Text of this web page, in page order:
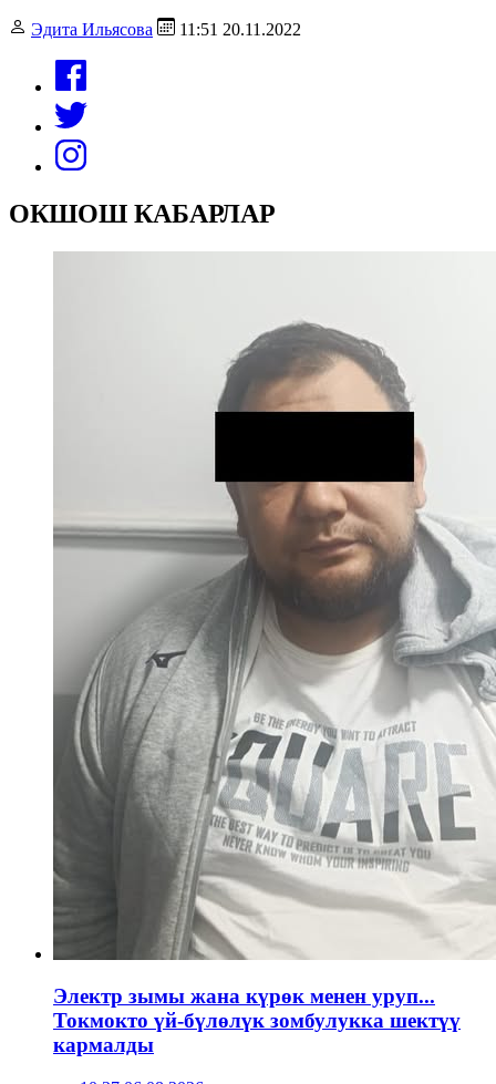
Эдита Ильясова 11:51 20.11.2022
ОКШОШ КАБАРЛАР
Электр зымы жана күрөк менен уруп...
Токмокто үй-бүлөлүк зомбулукка шектүү
кармалды